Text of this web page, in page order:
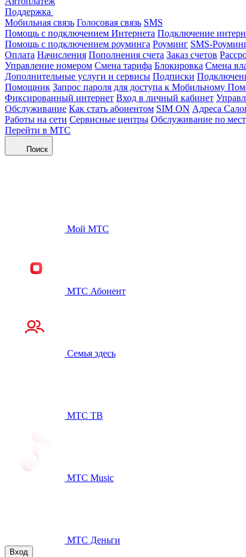
Поддержка
Мобильная связь Голосовая связь SMS
Помощь с подключением Интернета Подключение
Помощь с подключением роуминга Роуминг SMS-
Оплата Начисления Пополнения счета Заказ счетов
Управление номером Смена тарифа Блокировка Смена
Дополнительные услуги и сервисы Подписки
Помощник Запрос пароля для доступа к Мобильному
Фиксированный интернет Вход в личный кабинет
Обслуживание Как стать абонентом SIM ON Адреса
Работы на сети Сервисные центры Обслуживание по
Перейти в МТС
Поиск
Мой МТС
МТС Абонент
Семья здесь
МТС ТВ
МТС Music
МТС Деньги
Вход